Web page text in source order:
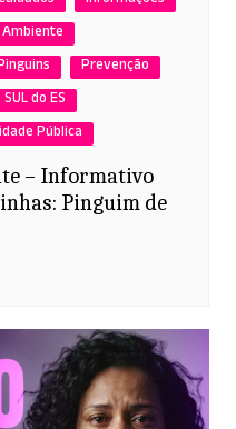
Prevenção
SUL do ES
Pública
– Informativo
Pinguim de